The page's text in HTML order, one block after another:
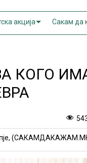
акција Сакам да
КОГО